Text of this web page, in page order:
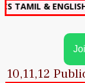
ENGLISH
10,11,12